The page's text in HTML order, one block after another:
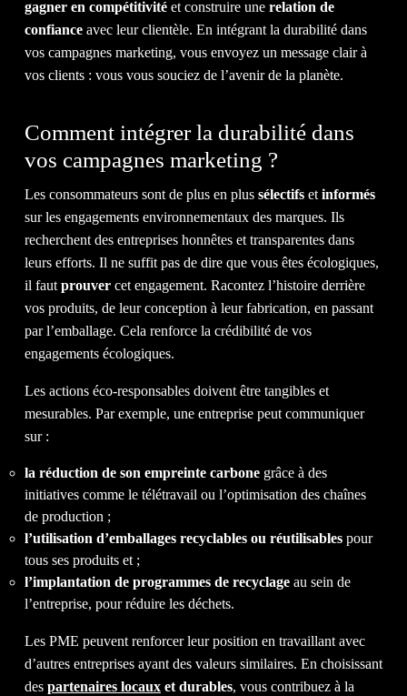
&
NOUS
IL EST TEMPS D'OBTENIR LE
RETOURSUR INVESTISSEMENT
gagner en compétitivité et construire une relation de
confiance avec leur clientèle. En intégrant la durabilité dans
vos campagnes marketing, vous envoyez un message clair à
vos clients : vous vous souciez de l’avenir de la planète.
Comment intégrer la durabilité dans
vos campagnes marketing ?
Les consommateurs sont de plus en plus sélectifs et informés
sur les engagements environnementaux des marques. Ils
recherchent des entreprises honnêtes et transparentes dans
leurs efforts. Il ne suffit pas de dire que vous êtes écologiques,
il faut prouver cet engagement. Racontez l’histoire derrière
vos produits, de leur conception à leur fabrication, en passant
par l’emballage. Cela renforce la crédibilité de vos
engagements écologiques.
Les actions éco-responsables doivent être tangibles et
mesurables. Par exemple, une entreprise peut communiquer
sur :
la réduction de son empreinte carbone grâce à des
initiatives comme le télétravail ou l’optimisation des chaînes
de production ;
l’utilisation d’emballages recyclables ou réutilisables pour
tous ses produits et ;
l’implantation de programmes de recyclage au sein de
l’entreprise, pour réduire les déchets.
Les PME peuvent renforcer leur position en travaillant avec
d’autres entreprises ayant des valeurs similaires. En choisissant
des partenaires locaux et durables, vous contribuez à la